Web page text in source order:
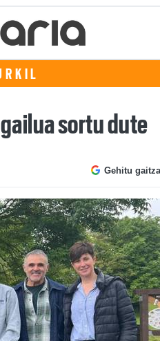
sortu dute
Gehitu